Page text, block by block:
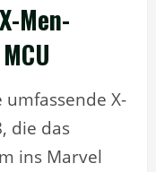
Men-
X-
die das
ins Marvel